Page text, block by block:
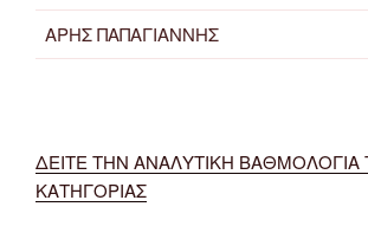
ΑΡΗΣ ΠΑΠΑΓΙΑΝΝΗΣ
ΔΕΙΤΕ ΤΗΝ ΑΝΑΛΥΤΙΚΗ ΒΑΘΜΟΛΟΓΙΑ
ΚΑΤΗΓΟΡΙΑΣ